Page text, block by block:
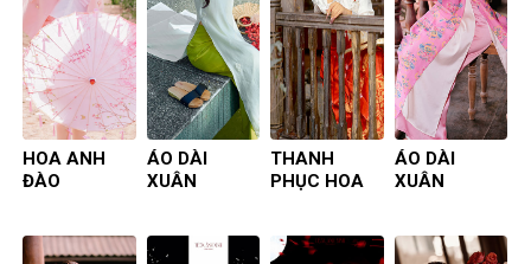
HOA ANH
ĐÀO
ÁO DÀI
XUÂN
THANH
PHỤC HOA
ÁO DÀI
XUÂN